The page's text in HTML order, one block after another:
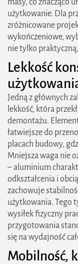
użytkowanie. Dla
zróżnicowane
wykończeniowe,
nie tylko
Lekkość
Jedną z głównych
lekkość, która
demontażu.
łatwiejsze do
placach budowy,
Mniejsza waga nie
– aluminium
odkształcenia i
zachowuje
użytkowania. Tego
wysiłek fizyczny
przygotowania
się na wydajność
Mobilność,